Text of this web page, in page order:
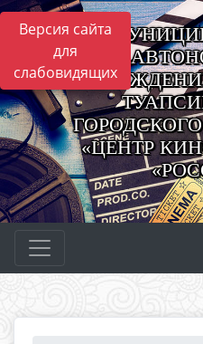
Версия сайта
для
слабовидящих
«ЦЕНТР